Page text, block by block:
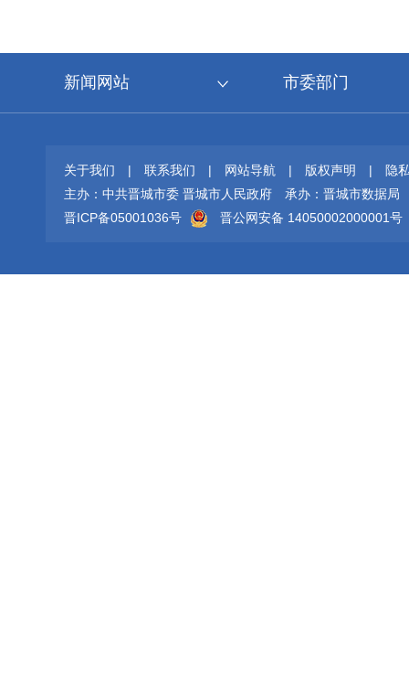
新闻网站 市委部门
关于我们 | 联系我们 | 网站导航 | 版权声明 |
隐
主办：中共晋城市委 晋城市人民政府
承办：晋城市数据局
晋ICP备05001036号
晋公网安备 14050002000001号